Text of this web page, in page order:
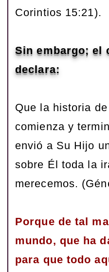
Corintios 15:21).
Sin embargo; el
declara:
Que la historia
comienza y
envió a Su Hijo
sobre Él toda la
merecemos.
Porque de tal
mundo, que ha
para que todo